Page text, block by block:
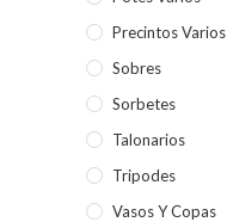
Precintos Varios
Sobres
Sorbetes
Talonarios
Tripodes
Vasos Y Copas